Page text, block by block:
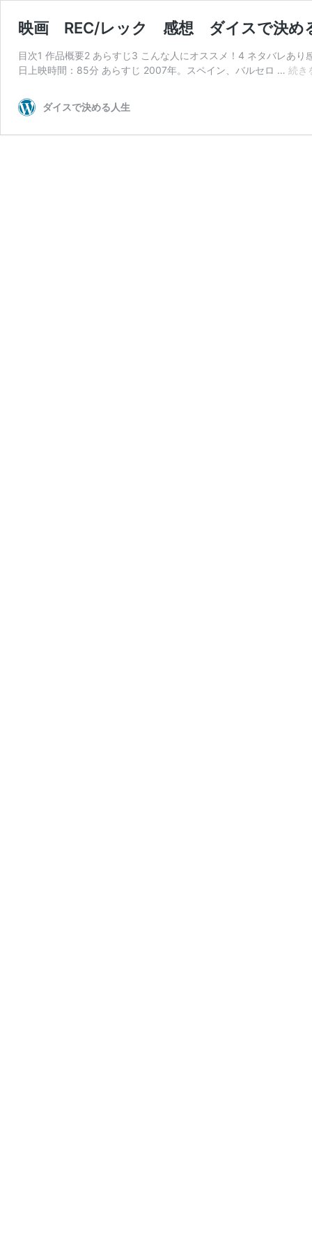
映画 REC/レック 感想 ダイスで決め
目次1 作品概要2 あらすじ3 こんな人にオススメ！4 ネタバレあ
日上映時間：85分 あらすじ 2007年。スペイン、バルセロ … 続き
ダイスで決める人生